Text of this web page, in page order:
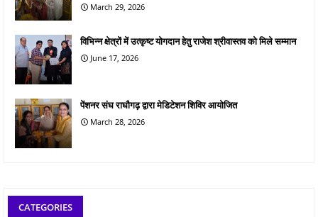
March 29, 2026
विभिन्न क्षेत्रों में उत्कृष्ट योगदान हेतु राजेश श्रीवास्तव को मिले सम्मान
June 17, 2026
पेंशनर संघ राघौगढ़ द्वारा मेडिटेशन शिविर आयोजित
March 28, 2026
CATEGORIES